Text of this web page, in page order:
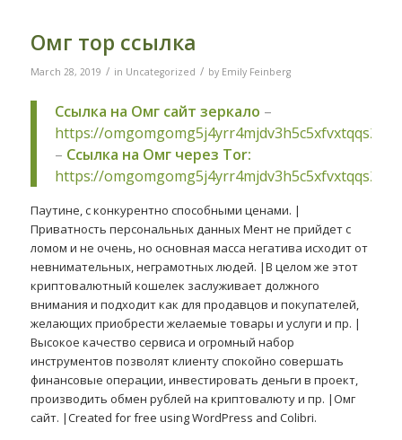
Омг тор ссылка
March 28, 2019 / in Uncategorized / by Emily Feinberg
Ссылка на Омг сайт зеркало –
https://
– Ссылка на Омг через Tor:
https://
Паутине, с конкурентно способными ценами. |
Приватность персональных данных Мент не прийдет с
ломом и не очень, но основная масса негатива исходит от
невнимательных, неграмотных людей. |В целом же этот
криптовалютный кошелек заслуживает должного
внимания и подходит как для продавцов и покупателей,
желающих приобрести желаемые товары и услуги и пр. |
Высокое качество сервиса и огромный набор
инструментов позволят клиенту спокойно совершать
финансовые операции, инвестировать деньги в проект,
производить обмен рублей на криптовалюту и пр. |Омг
сайт. |Created for free using WordPress and Colibri.